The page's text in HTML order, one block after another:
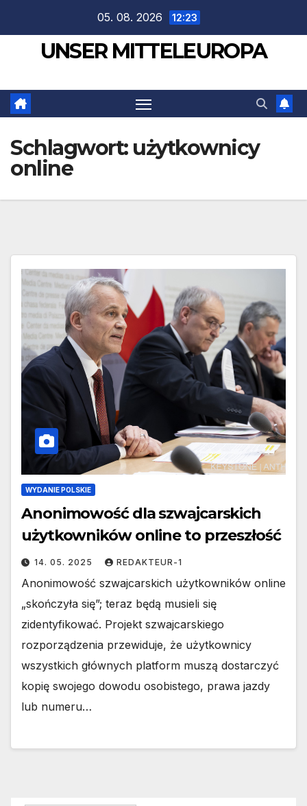
springen
05. 08. 2026 12:23
UNSER MITTELEUROPA
Schlagwort: użytkownicy
online
WYDANIE POLSKIE
Anonimowość dla szwajcarskich
użytkowników online to przeszłość
14. 05. 2025 REDAKTEUR-1
Anonimowość szwajcarskich użytkowników online
„skończyła się”; teraz będą musieli się
zidentyfikować. Projekt szwajcarskiego
rozporządzenia przewiduje, że użytkownicy
wszystkich głównych platform muszą dostarczyć
kopię swojego dowodu osobistego, prawa jazdy
lub numeru…